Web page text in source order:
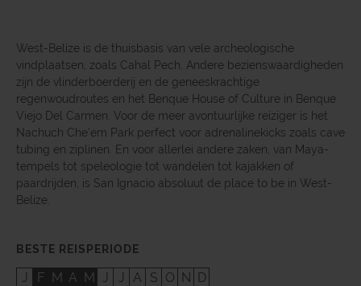
West-Belize is de thuisbasis van vele archeologische
vindplaatsen, zoals Cahal Pech. Andere bezienswaardigheden
zijn de vlinderboerderij en de geneeskrachtige
regenwoudroutes en het Benque House of Culture in Benque
Viejo Del Carmen. Voor de meer avontuurlijke reiziger is het
Nachuch Che'em Park perfect voor adrenalinekicks zoals cave
tubing en ziplinen. En voor allerlei andere zaken, van Maya-
tempels tot speleologie tot wandelen tot kajakken of
paardrijden, is San Ignacio absoluut de place to be in West-
Belize.
BESTE REISPERIODE
J F M A M J J A S O N D